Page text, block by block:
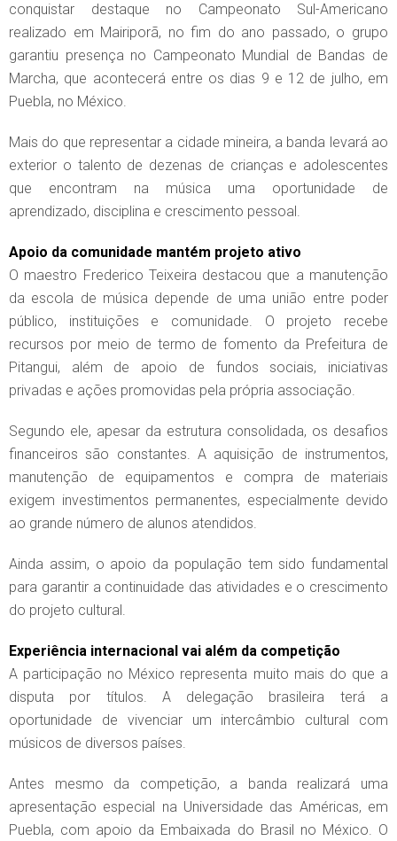
conquistar destaque no Campeonato Sul-Americano
realizado em Mairiporã, no fim do ano passado, o grupo
garantiu presença no Campeonato Mundial de Bandas de
Marcha, que acontecerá entre os dias 9 e 12 de julho, em
Puebla, no México.
Mais do que representar a cidade mineira, a banda levará ao
exterior o talento de dezenas de crianças e adolescentes
que encontram na música uma oportunidade de
aprendizado, disciplina e crescimento pessoal.
Apoio da comunidade mantém projeto ativo
O maestro Frederico Teixeira destacou que a manutenção
da escola de música depende de uma união entre poder
público, instituições e comunidade. O projeto recebe
recursos por meio de termo de fomento da Prefeitura de
Pitangui, além de apoio de fundos sociais, iniciativas
privadas e ações promovidas pela própria associação.
Segundo ele, apesar da estrutura consolidada, os desafios
financeiros são constantes. A aquisição de instrumentos,
manutenção de equipamentos e compra de materiais
exigem investimentos permanentes, especialmente devido
ao grande número de alunos atendidos.
Ainda assim, o apoio da população tem sido fundamental
para garantir a continuidade das atividades e o crescimento
do projeto cultural.
Experiência internacional vai além da competição
A participação no México representa muito mais do que a
disputa por títulos. A delegação brasileira terá a
oportunidade de vivenciar um intercâmbio cultural com
músicos de diversos países.
Antes mesmo da competição, a banda realizará uma
apresentação especial na Universidade das Américas, em
Puebla, com apoio da Embaixada do Brasil no México. O